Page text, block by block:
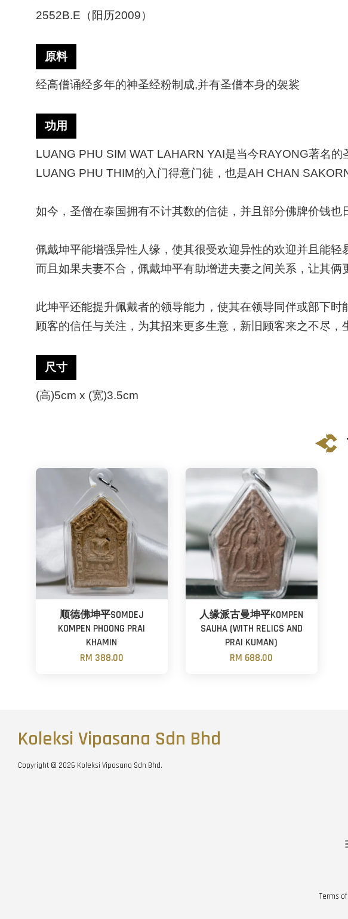
2552B.E（阳历2009）
原料
经高僧诵经多年的神圣经粉制成,并有圣僧本身的袈裟
功用
LUANG PHU SIM WAT LAHARN YAI是当今RAYONG著名
LUANG PHU THIM的入门得意门徒，也是AH CHAN
如今，圣僧在泰国拥有不计其数的信徒，并且部分佛牌价钱也
佩戴坤平能增强异性人缘，使其很受欢迎异性的欢迎并且能轻
而且如果夫妻不合，佩戴坤平有助增进夫妻之间关系，让其俩
此坤平还能提升佩戴者的领导能力，使其在领导同伴或部下
顾客的信任与关注，为其招来更多生意，新旧顾客来之不尽，
尺寸
(高)5cm x (宽)3.5cm
顺德佛坤平SOMDEJ
KOMPEN PHOONG PRAI
KHAMIN
RM 388.00
人缘派古曼坤平KOMPEN
SAUHA (WITH RELICS AND
PRAI KUMAN)
RM 688.00
Koleksi Vipasana Sdn Bhd
Copyright © 2026 Koleksi Vipasana Sdn Bhd.
Terms